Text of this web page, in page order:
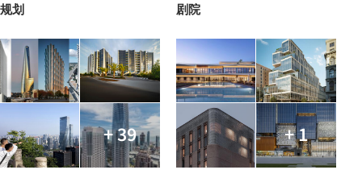
规划 剧院
+ 39 + 1